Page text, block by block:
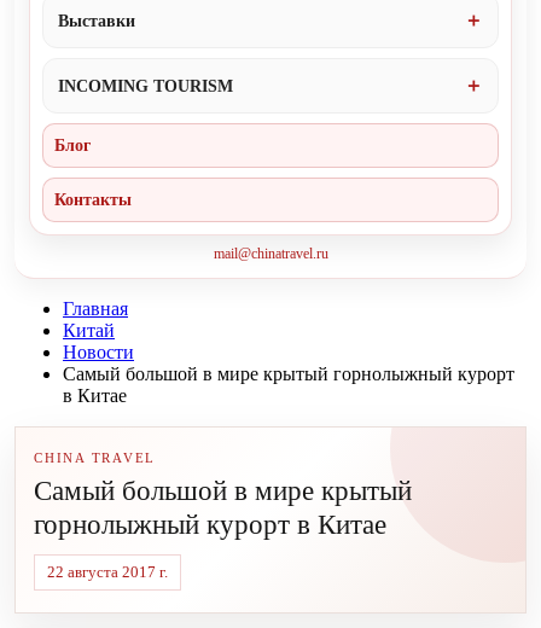
Выставки
INCOMING TOURISM
Блог
Контакты
mail@chinatravel.ru
Главная
Китай
Новости
Самый большой в мире крытый горнолыжный курорт
в Китае
CHINA TRAVEL
Самый большой в мире крытый
горнолыжный курорт в Китае
22 августа 2017 г.